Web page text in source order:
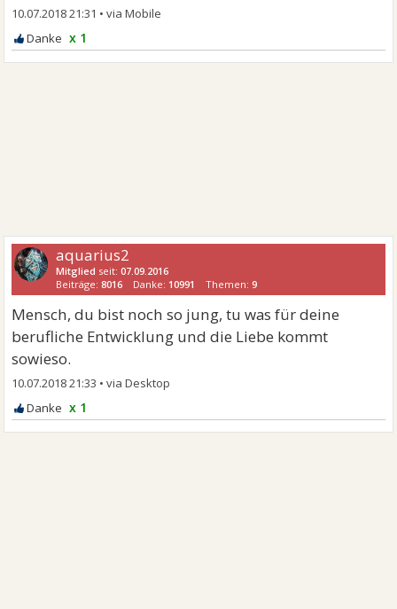
10.07.2018 21:31 •
x 1
aquarius2
Mitglied seit:07.09.2016
Beiträge:8016 Danke: 10991 Themen:9
Mensch, du bist noch so jung, tu was für deine
berufliche Entwicklung und die Liebe kommt
sowieso.
10.07.2018 21:33 •
x 1